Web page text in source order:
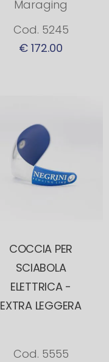
Maraging
Cod. 5245
€ 172.00
COCCIA PER
SCIABOLA
ELETTRICA -
EXTRA LEGGERA
Cod. 5555